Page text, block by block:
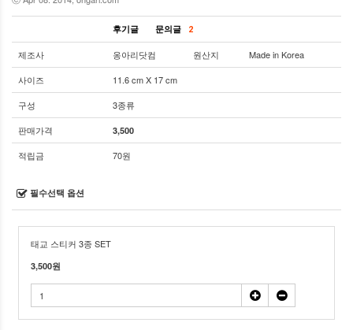
후기글 문의글 2
제조사 옹아리닷컴 원산지
Made in Korea
사이즈
11.6 cm X 17 cm
구성
3종류
판매가격
3,500
적립금 70원
필수선택 옵션
태교 스티커 3종 SET
3,500원